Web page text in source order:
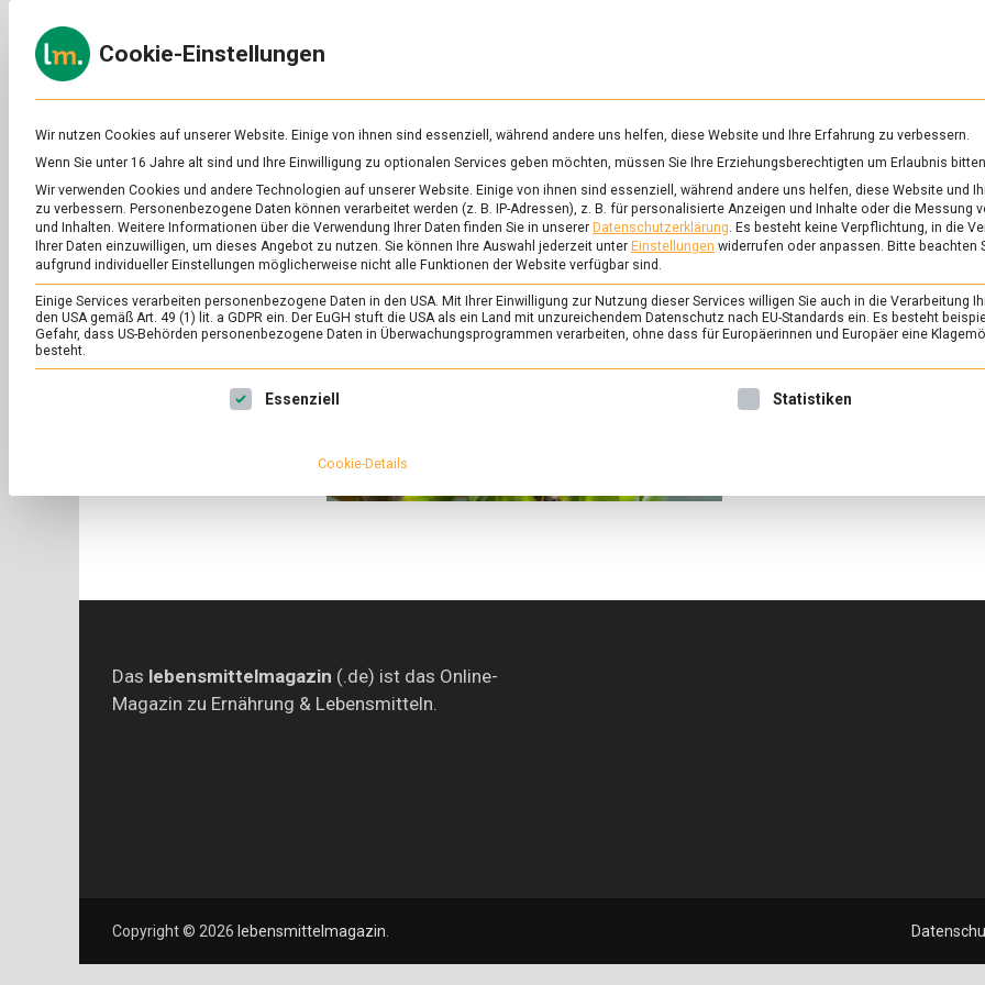
to
content
zu
&
Ernährung
SCHLAGWORT: BITTERMANDELAROMA
ERNÄHRUNG & GESUNDHEIT/
Tag der Mandel –
16. Februar 2022 Manon
echte Energiebombe und
Fettsäuren und Proteine –
Das lebensmittelmagazin (.de) ist das Online-
Magazin zu Ernährung & Lebensmitteln.
Copyright © 2026 lebensmittelmagazin
Cookie-Einstellungen
Wir nutzen Cookies auf unserer Website. Einige von ihnen sind essenziell, während andere uns helfen, diese Website und Ihre Erfahrung zu verbessern.
Wenn Sie unter 16 Jahre alt sind und Ihre Einwilligung zu optionalen Services geben möchten, müssen Sie Ihre Erziehungsberechtigten um Erlaubnis
Wir verwenden Cookies und andere Technologien auf unserer Website. Einige von ihnen sind essenziell, während andere uns helfen, diese Website und
zu verbessern. Personenbezogene Daten können verarbeitet werden (z. B. IP-Adressen), z. B. für personalisierte Anzeigen und Inhalte oder die Messung
und Inhalten. Weitere Informationen über die Verwendung Ihrer Daten finden Sie in unserer Datenschutzerklärung. Es besteht keine Verpflichtung, in die
Ihrer Daten einzuwilligen, um dieses Angebot zu nutzen. Sie können Ihre Auswahl jederzeit unter Einstellungen widerrufen oder anpassen. Bitte beachten
aufgrund individueller Einstellungen möglicherweise nicht alle Funktionen der Website verfügbar sind.
Einige Services verarbeiten personenbezogene Daten in den USA. Mit Ihrer Einwilligung zur Nutzung dieser Services willigen Sie auch in die Verarbeitung
den USA gemäß Art. 49 (1) lit. a GDPR ein. Der EuGH stuft die USA als ein Land mit unzureichendem Datenschutz nach EU-Standards ein. Es besteht
Gefahr, dass US-Behörden personenbezogene Daten in Überwachungsprogrammen verarbeiten, ohne dass für Europäerinnen und Europäer eine
besteht.
Es folgt eine Liste der Service-Gruppen, für die eine Einwilligung erteilt werden kann. Die erste Service-Gruppe ist
Essenziell Statistiken
Cookie-Details